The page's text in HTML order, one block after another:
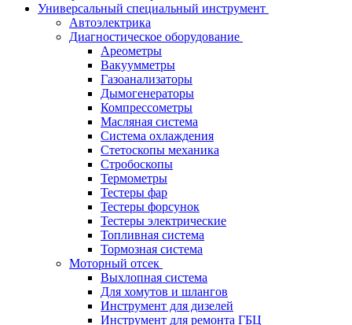
Универсальный специальный инструмент
Автоэлектрика
Диагностическое оборудование
Ареометры
Вакуумметры
Газоанализаторы
Дымогенераторы
Компрессометры
Масляная система
Система охлаждения
Стетоскопы механика
Стробоскопы
Термометры
Тестеры фар
Тестеры форсунок
Тестеры электрические
Топливная система
Тормозная система
Моторный отсек
Выхлопная система
Для хомутов и шлангов
Инструмент для дизелей
Инструмент для ремонта ГБЦ